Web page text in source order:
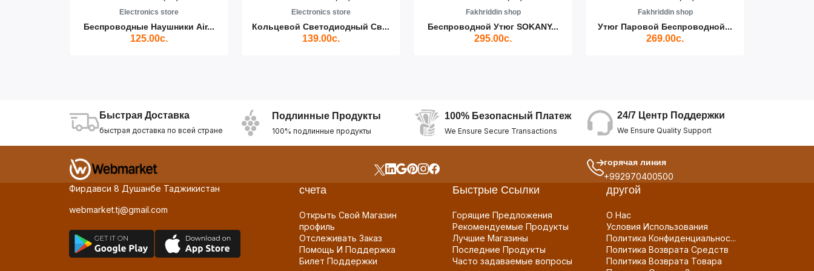
Electronics store
Беспроводные Наушники Air...
125.00с.
Electronics store
Кольцевой Светодиодный Св...
139.00с.
Fakhriddin shop
Беспроводной Утюг SOKANY...
295.00с.
Fakhriddin shop
Утюг Паровой Беспроводной...
269.00с.
Быстрая Доставка
быстрая доставка по всей стране
Подлинные Продукты
100% подлинные продукты
100% Безопасный Платеж
We Ensure Secure Transactions
24/7 Центр Поддержки
We Ensure Quality Support
горячая линия
+992970400500
Фирдавси 8 Душанбе Таджикистан
webmarket.tj@gmail.com
счета
Открыть Свой Магазин
профиль
Отслеживать Заказ
Помощь И Поддержка
Билет Поддержки
Быстрые Ссылки
Горящие Предложения
Рекомендуемые Продукты
Лучшие Магазины
Последние Продукты
Часто задаваемые вопросы
другой
О Нас
Условия Использования
Политика Конфиденциальнос...
Политика Возврата Средств
Политика Возврата Товара